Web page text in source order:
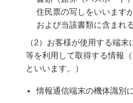
住民票の写しをいいます
および当該書類に含まれ
（2）お客様が使用する端
等を利用して取得する情報
といいます。）
情報通信端末の機体識別